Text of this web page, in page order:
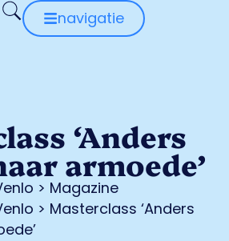
navigatie
‘Anders
armoede’
> Magazine
> Masterclass ‘Anders